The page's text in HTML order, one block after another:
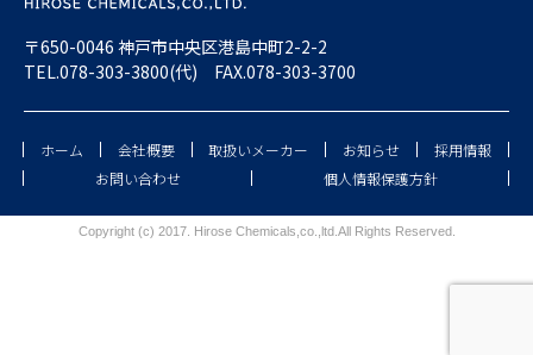
〒650-0046 神戸市中央区港島中町2-2-2
TEL.078-303-3800(代) FAX.078-303-3700
ホーム 会社概要 取扱いメーカー お知らせ
採用情報
お問い合わせ
個人情報保護方針
Copyright (c) 2017. Hirose Chemicals,co.,ltd. All Rights Reserved.